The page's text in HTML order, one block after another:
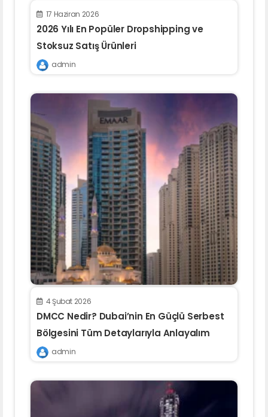
17 Haziran 2026
2026 Yılı En Popüler Dropshipping ve
Stoksuz Satış Ürünleri
admin
4 Şubat 2026
DMCC Nedir? Dubai’nin En Güçlü Serbest
Bölgesini Tüm Detaylarıyla Anlayalım
admin